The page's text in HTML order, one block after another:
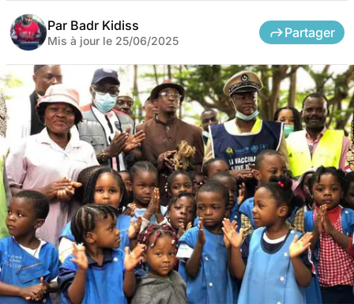
Par Badr Kidiss
Mis à jour le 25/06/2025
Partager